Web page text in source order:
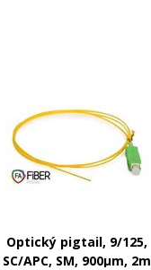
Optický pigtail, 9/125,
SC/APC, SM, 900µm, 2m